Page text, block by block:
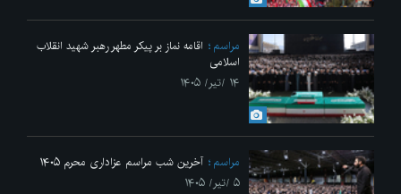
مراسم
اقامه نماز بر پیکر مطهر رهبر شهید انقلاب
اسلامی
۱۴ /تیر/ ۱۴۰۵
مراسم
آخرین شب مراسم عزاداری محرم ۱۴۰۵
۵ /تیر/ ۱۴۰۵